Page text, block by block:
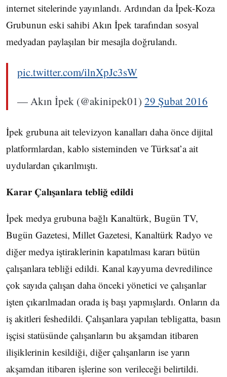
internet sitelerinde yayınlandı. Ardından da İpek-Koza
Grubunun eski sahibi Akın İpek tarafından sosyal
medyadan paylaşılan bir mesajla doğrulandı.
pic.twitter.com/ilnXpJc3sW
— Akın İpek (@akinipek01) 29 Şubat 2016
İpek grubuna ait televizyon kanalları daha önce dijital
platformlardan, kablo sisteminden ve Türksat’a ait
uydulardan çıkarılmıştı.
Karar Çalışanlara tebliğ edildi
İpek medya grubuna bağlı Kanaltürk, Bugün TV,
Bugün Gazetesi, Millet Gazetesi, Kanaltürk Radyo ve
diğer medya iştiraklerinin kapatılması kararı bütün
çalışanlara tebliği edildi. Kanal kayyuma devredilince
çok sayıda çalışan daha önceki yönetici ve çalışanlar
işten çıkarılmadan orada iş başı yapmışlardı. Onların da
iş akitleri feshedildi. Çalışanlara yapılan tebligatta, basın
işçisi statüsünde çalışanların bu akşamdan itibaren
ilişiklerinin kesildiği, diğer çalışanların ise yarın
akşamdan itibaren işlerine son verileceği belirtildi.